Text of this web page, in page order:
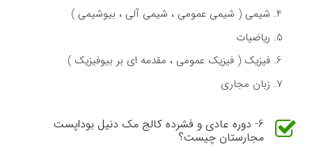
شیمی ( شیمی عمومی ، شیمی آلی ، بیوشیمی )
ریاضیات
فیزیک ( فیزیک عمومی ، مقدمه ای بر بیوفیزیک )
زبان مجاری
6- دوره عادی و فشرده کالج مک دنیل بوداپست
مجارستان چیست؟